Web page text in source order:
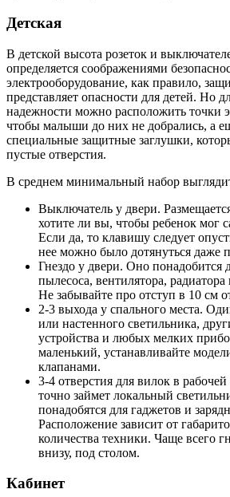
Детская
В детской высота розеток и
определяется соображениями
электрооборудование, как правило,
представляет опасности для детей. Но
надежности можно расположить точки
чтобы малыши до них не добрались, а
специальные защитные заглушки,
пустые отверстия.
В среднем минимальный набор
Выключатель у двери.
хотите ли вы, чтобы ребенок мог
Если да, то клавишу следует
нее можно было дотянуться даже
Гнездо у двери. Оно понадобится
пылесоса, вентилятора,
Не забывайте про отступ в 10 см
2-3 выхода у спального места.
или настенного светильника,
устройства и любых мелких
маленький, устанавливайте
клапанами.
3-4 отверстия для вилок в
точно займет локальный
понадобятся для гаджетов и
Расположение зависит от
количества техники. Чаще всего
внизу, под столом.
Кабинет